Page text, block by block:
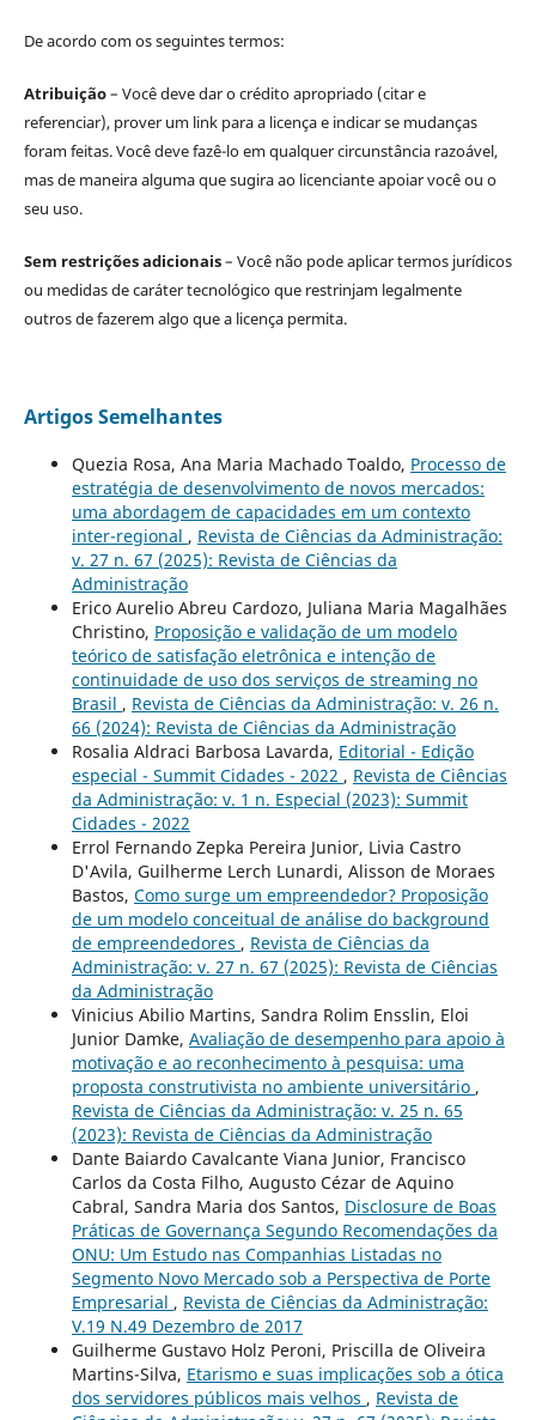
De acordo com os seguintes termos:
Atribuição– Você deve dar o crédito apropriado (citar e
referenciar), prover um link para a licença e indicar se mudanças
foram feitas. Você deve fazê-lo em qualquer circunstância razoável,
mas de maneira alguma que sugira ao licenciante apoiar você ou o
seu uso.
Sem restrições adicionais– Você não pode aplicar termos jurídicos
ou medidas de caráter tecnológico que restrinjam legalmente
outros de fazerem algo que a licença permita.
Artigos Semelhantes
Quezia Rosa, Ana Maria Machado Toaldo, Processo de
estratégia de desenvolvimento de novos mercados:
uma abordagem de capacidades em um contexto
inter-regional , Revista de Ciências da Administração:
v. 27 n. 67 (2025): Revista de Ciências da
Administração
Erico Aurelio Abreu Cardozo, Juliana Maria Magalhães
Christino, Proposição e validação de um modelo
teórico de satisfação eletrônica e intenção de
continuidade de uso dos serviços de streaming no
Brasil , Revista de Ciências da Administração: v. 26 n.
66 (2024): Revista de Ciências da Administração
Rosalia Aldraci Barbosa Lavarda, Editorial - Edição
especial - Summit Cidades - 2022 , Revista de Ciências
da Administração: v. 1 n. Especial (2023): Summit
Cidades - 2022
Errol Fernando Zepka Pereira Junior, Livia Castro
D'Avila, Guilherme Lerch Lunardi, Alisson de Moraes
Bastos, Como surge um empreendedor? Proposição
de um modelo conceitual de análise do background
de empreendedores , Revista de Ciências da
Administração: v. 27 n. 67 (2025): Revista de Ciências
da Administração
Vinicius Abilio Martins, Sandra Rolim Ensslin, Eloi
Junior Damke, Avaliação de desempenho para apoio à
motivação e ao reconhecimento à pesquisa: uma
proposta construtivista no ambiente universitário ,
Revista de Ciências da Administração: v. 25 n. 65
(2023): Revista de Ciências da Administração
Dante Baiardo Cavalcante Viana Junior, Francisco
Carlos da Costa Filho, Augusto Cézar de Aquino
Cabral, Sandra Maria dos Santos, Disclosure de Boas
Práticas de Governança Segundo Recomendações da
ONU: Um Estudo nas Companhias Listadas no
Segmento Novo Mercado sob a Perspectiva de Porte
Empresarial , Revista de Ciências da Administração:
V.19 N.49 Dezembro de 2017
Guilherme Gustavo Holz Peroni, Priscilla de Oliveira
Martins-Silva, Etarismo e suas implicações sob a ótica
dos servidores públicos mais velhos , Revista de